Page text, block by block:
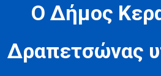
Ο Δήμος
Δραπετσώνας